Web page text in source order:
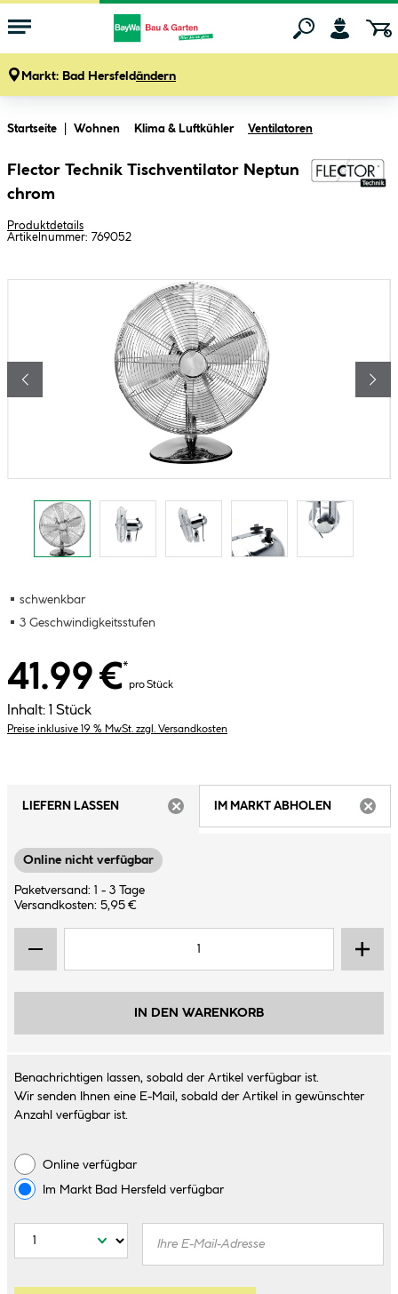
Markt: Bad Hersfeldändern
Startseite Wohnen Klima & Luftkühler Ventilatoren
Flector Technik Tischventilator Neptun
chrom
Produktdetails
Artikelnummer: 769052
schwenkbar
3 Geschwindigkeitsstufen
41.99 €*
pro Stück
Inhalt: 1 Stück
Preise inklusive 19 % MwSt. zzgl. Versandkosten
LIEFERN LASSEN
IM MARKT ABHOLEN
Online nicht verfügbar
Paketversand: 1 - 3 Tage
Versandkosten: 5,95 €
IN DEN WARENKORB
Benachrichtigen lassen, sobald der Artikel verfügbar ist.
Wir senden Ihnen eine E-Mail, sobald der Artikel in gewünschter
Anzahl verfügbar ist.
Online verfügbar
Im Markt Bad Hersfeld verfügbar